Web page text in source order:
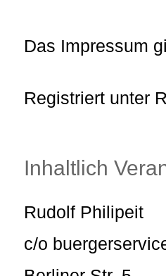
Das Impressum
Registriert unter
Inhaltlich
Rudolf Philipeit
c/o